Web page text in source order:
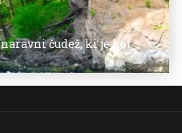
čudež, ki je kot